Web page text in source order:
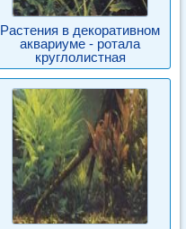
Растения в декоративном
аквариуме - ротала
круглолистная